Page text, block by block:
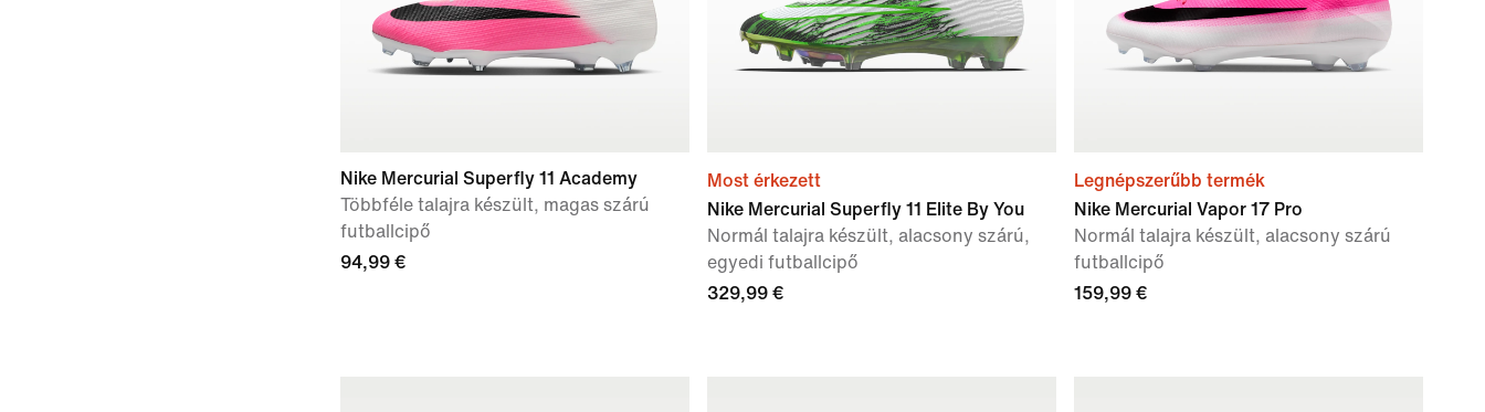
Nike Mercurial Superfly 11 Academy
Többféle talajra készült, magas szárú
futballcipő
94,99 €
Most érkezett
Nike Mercurial Superfly 11 Elite By You
Normál talajra készült, alacsony szárú,
egyedi futballcipő
329,99 €
Legnépszerűbb termék
Nike Mercurial Vapor 17 Pro
Normál talajra készült, alacsony szárú
futballcipő
159,99 €